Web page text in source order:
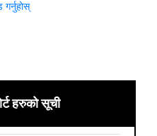
हरुको सूची